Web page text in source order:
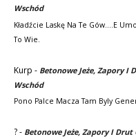
Wschód
Kładźcie Laskę Na Te Gów....e
To Wie.
Kurp - Betonowe Jeże, Zapory I
Wschód
Pono Palce Macza Tam Byly
?- Betonowe Jeże, Zapory I